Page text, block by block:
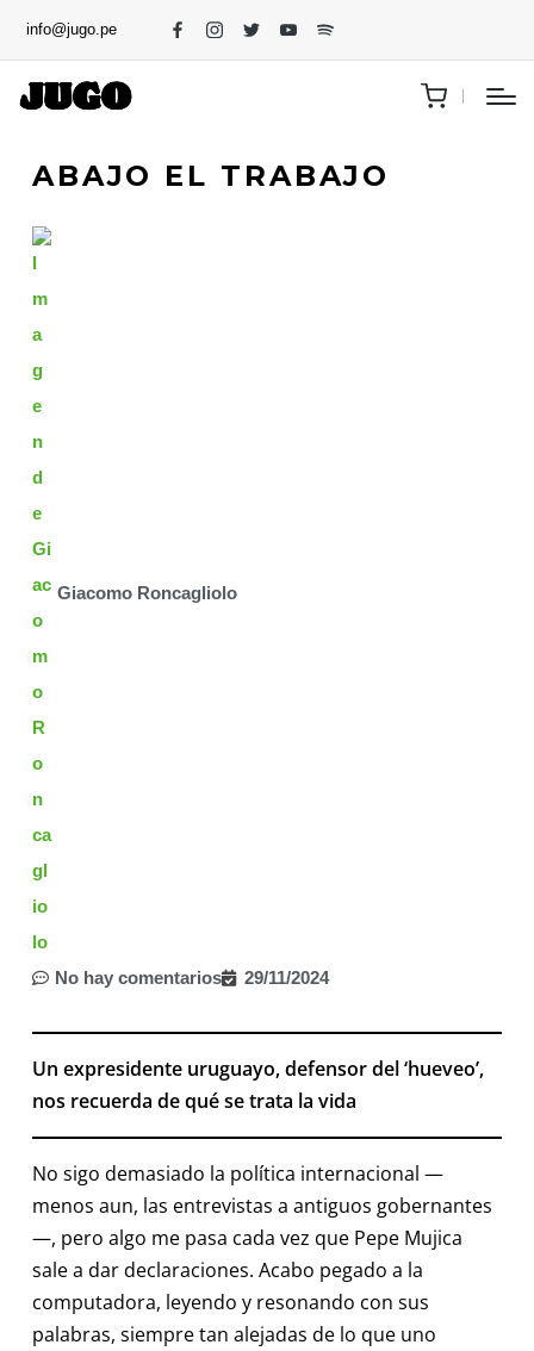
info@jugo.pe
ABAJO EL TRABAJO
Giacomo Roncagliolo
No hay comentarios 29/11/2024
Un expresidente uruguayo, defensor del ‘hueveo’,
nos recuerda de qué se trata la vida
No sigo demasiado la política internacional —
menos aun, las entrevistas a antiguos gobernantes
—, pero algo me pasa cada vez que Pepe Mujica
sale a dar declaraciones. Acabo pegado a la
computadora, leyendo y resonando con sus
palabras, siempre tan alejadas de lo que uno